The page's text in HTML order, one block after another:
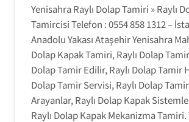
Yenisahra Raylı Dolap Tamiri » Raylı
Tamircisi Telefon : 0554 858 1312 –
Anadolu Yakası Ataşehir Yenisahra
Dolap Kapak Tamiri, Raylı Dolap
Dolap Tamir Edilir, Raylı Dolap Tamir
Dolap Tamir Servisi, Raylı Dolap
Arayanlar, Raylı Dolap Kapak
Raylı Dolap Kapak Mekanizma